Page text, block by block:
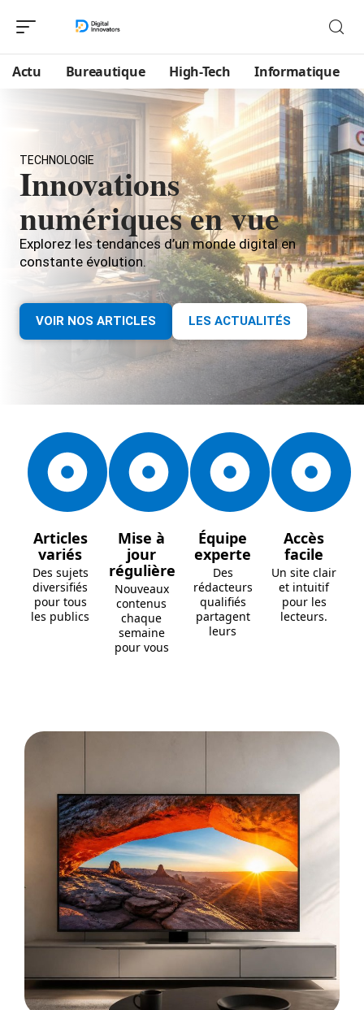
Actu Bureautique High-Tech Informatique
TECHNOLOGIE
Innovations
numériques en vue
Explorez les tendances d’un monde digital en
constante évolution.
VOIR NOS ARTICLES LES ACTUALITÉS
Articles
variés
Des sujets
diversifiés
pour tous
les publics
Mise à
jour
régulière
Nouveaux
contenus
chaque
semaine
pour vous
Équipe
experte
Des
rédacteurs
qualifiés
partagent
leurs
Accès
facile
Un site clair
et intuitif
pour les
lecteurs.